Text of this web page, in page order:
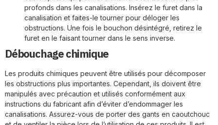
profonds dans les canalisations. Insérez le furet dans la
canalisation et faites-le tourner pour déloger les
obstructions. Une fois le bouchon désintégré, retirez le
furet en le faisant tourner dans le sens inverse.
Débouchage chimique
Les produits chimiques peuvent être utilisés pour décomposer
les obstructions plus importantes. Cependant, ils doivent être
manipulés avec précaution et utilisés conformément aux
instructions du fabricant afin d’éviter d’endommager les
canalisations. Assurez-vous de porter des gants en caoutchouc